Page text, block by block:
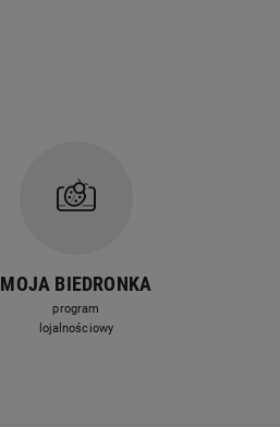
MOJA BIEDRONKA
program
lojalnościowy